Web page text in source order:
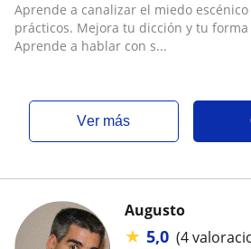
Aprende a canalizar el miedo
prácticos. Mejora tu dicción y tu
Aprende a hablar con s...
ver más
Augusto
★ 5,0 (4